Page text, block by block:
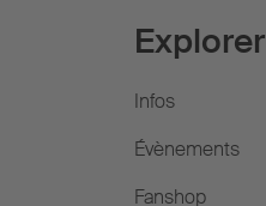
Explorer
Infos
Évènements
Fanshop